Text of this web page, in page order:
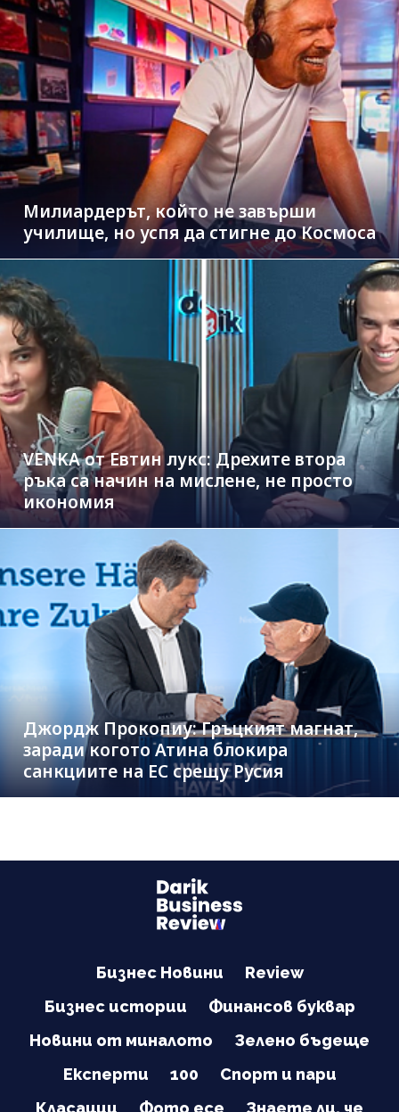
Милиардерът, който не завърши
училище, но успя да стигне до Космоса
VENKA от Евтин лукс: Дрехите втора
ръка са начин на мислене, не просто
икономия
Джордж Прокопиу: Гръцкият магнат,
заради когото Атина блокира
санкциите на ЕС срещу Русия
Бизнес Новини
Review
Бизнес истории
Финансов буквар
Новини от миналото
Зелено бъдеще
Експерти
100
Спорт и пари
Класации
Фото есе Знаете ли, че